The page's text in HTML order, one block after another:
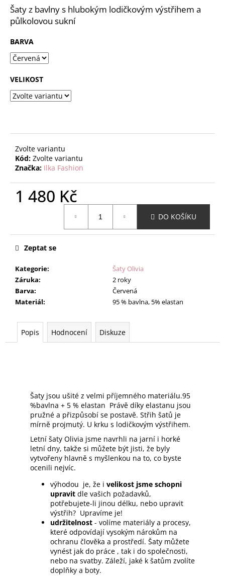
z
5
hvězdiček.
Šaty z bavlny s hlubokým lodičkovým výstřihem a
půlkolovou sukní
BARVA
VELIKOST
Zvolte variantu
Kód: Zvolte variantu
Značka: Ilka Fashion
1 480 Kč
DO KOŠÍKU
Kategorie:
Šaty Olivia
Záruka:
2 roky
Barva:
Červená
Materiál: 95 % bavlna, 5% elastan
Zeptat se
Popis Hodnocení Diskuze
Šaty jsou ušité z velmi příjemného materiálu.95
%bavlna + 5 % elastan Právě díky elastanu jsou
pružné a přizpůsobí se postavě. Střih šatů je
mírně projmutý. U krku s lodičkovým výstřihem.
Letní šaty Olivia jsme navrhli na jarní i horké
letní dny, takže si můžete být jisti, že byly
vytvořeny hlavně s myšlenkou na to, co byste
ocenili nejvíc.
výhodou je, že i velikost jsme schopni
upravit dle vašich požadavků,
potřebujete-li jinou délku, nebo upravit
výstřih? Upravíme je!
udržitelnost - volíme materiály a procesy,
které odpovídají vysokým nárokům na
ochranu člověka a prostředí. Šaty můžete
vynést jak do práce , tak i do společnosti,
nebo na svatby. Záleží, jaké k šatům zvolíte
doplňky a boty.
u
j
m
e